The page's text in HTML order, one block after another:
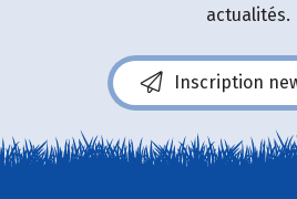
actualités.
Inscription